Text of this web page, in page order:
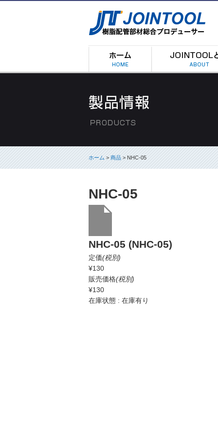
ホーム>商品> NHC-05
NHC-05
NHC-05 (NHC-05)
定価(税別)
¥130
販売価格(税別)
¥130
在庫状態 : 在庫有り